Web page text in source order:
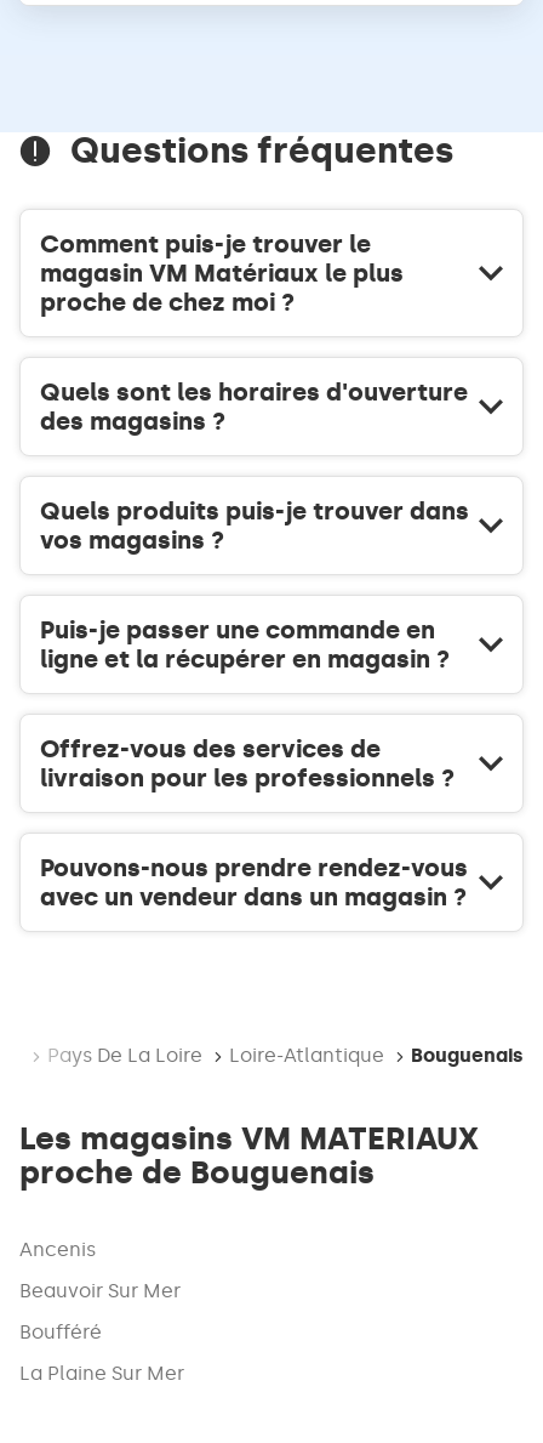
DE
VENTE
MATÉRIAUX
Questions fréquentes
Comment puis-je trouver le
magasin VM Matériaux le plus
proche de chez moi ?
Quels sont les horaires d'ouverture
des magasins ?
Quels produits puis-je trouver dans
vos magasins ?
Puis-je passer une commande en
ligne et la récupérer en magasin ?
Offrez-vous des services de
livraison pour les professionnels ?
Pouvons-nous prendre rendez-vous
avec un vendeur dans un magasin ?
Pays De La Loire Loire-Atlantique Bouguenais
Les magasins VM MATERIAUX
proche de Bouguenais
Ancenis
Beauvoir Sur Mer
Boufféré
La Plaine Sur Mer